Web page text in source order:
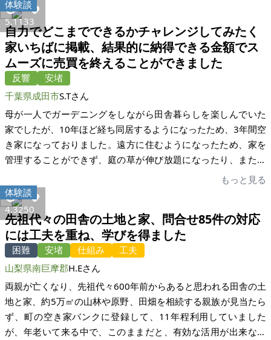
うございました。
5,1133
体験談
自力でどこまでできるかチャレンジしてみたく
家いちばに掲載、結果的に納得できる金額でス
ムーズに売買を終えることができました
反響
安堵
千葉県成田市S.Tさん
母が一人でガーデニングをしながら田舎暮らしを楽しんでいた
家でしたが、10年ほど経ち同居するようになったため、3年間空
き家になっておりました。遠方に住むようになったため、家を
管理することができず、庭の草が伸び放題になったり、また昨
今の大型台風の際には家は大丈夫だったか気がかりになるよう
にもなり、今後住むこともないと判断し傷まないうちに手放す
ことにいたしました。特に外構部分の板塀やウッドデッキに腐
食があったこともあり、当初、物件新築購入時に仲介していた
だいた地元の不動産業者さんに依頼する予定でしたがとても査
定が低かったため、それならばと思いつき感覚で、片付けが済
むまでは家いちばさんに掲載し、ある程度自力でどこまででき
るかチャレンジしてみたいと思いました。 反響の大きさにとて
も驚きました。掲載開始30分でお問い合わせがあり、ありがた
いことに2日間で20件を超えました。片付けをある程度終えるま
で1ヶ月位待っていただいた後、内覧日を設けお越しいただきま
もっと見る
4,3250
体験談
先祖代々の田舎の土地と家、問合せ85件の対応
には工夫を重ね、学びを得ました
困難 安堵 仕組み
工夫
山梨県南巨摩郡H.Eさん
両親が亡くなり、先祖代々600年前からあると思われる田舎の土
地と家、約5万㎡の山林や原野、田畑を相続する親族が見当たら
ず、町の空き家バンクに登録して、11年程利用していました
が、年老いて来る中で、このままだと、有効な活用が出来ない